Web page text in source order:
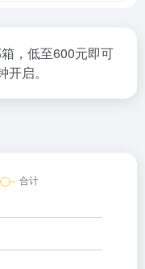
，低至600元即可
启。